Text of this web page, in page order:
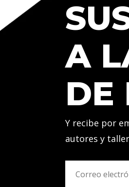
A
DE
Y recibe por
autores y